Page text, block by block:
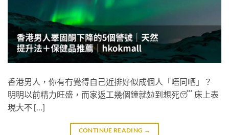
香港男人，你有冇覺得自己近排好似成個人「唔同哂」？
明明以前精力旺盛，而家返工幾個鐘就攰到想死😴 床上表
現大不 […]
CONTINUE READING →